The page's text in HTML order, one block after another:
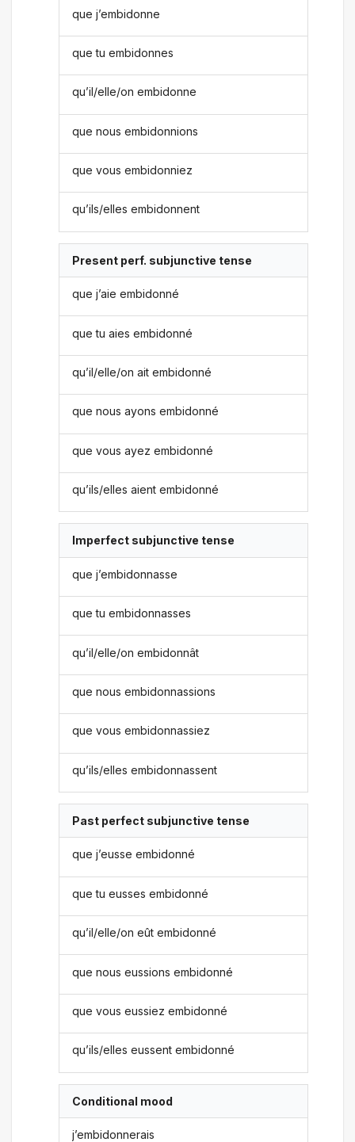
que j’embidonne
que tu embidonnes
qu’il/elle/on embidonne
que nous embidonnions
que vous embidonniez
qu’ils/elles embidonnent
Present perf. subjunctive tense
que j’aie embidonné
que tu aies embidonné
qu’il/elle/on ait embidonné
que nous ayons embidonné
que vous ayez embidonné
qu’ils/elles aient embidonné
Imperfect subjunctive tense
que j’embidonnasse
que tu embidonnasses
qu’il/elle/on embidonnât
que nous embidonnassions
que vous embidonnassiez
qu’ils/elles embidonnassent
Past perfect subjunctive tense
que j’eusse embidonné
que tu eusses embidonné
qu’il/elle/on eût embidonné
que nous eussions embidonné
que vous eussiez embidonné
qu’ils/elles eussent embidonné
Conditional mood
j’embidonnerais